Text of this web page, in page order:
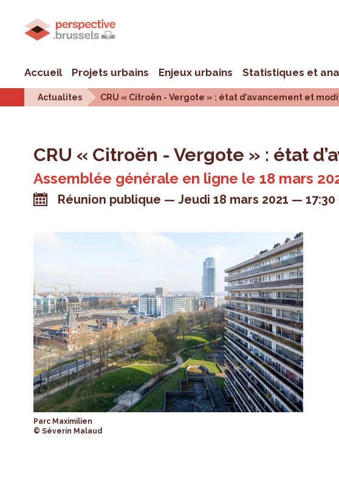
Accueil Projets urbains Enjeux urbains Statistiques et
Actualites CRU « Citroën - Vergote » : état d’avancement et
CRU « Citroën - Vergote » : état
Assemblée générale en ligne le 18 mars
Réunion publique Jeudi 18 mars 2021 17:30
Parc Maximilien
© Séverin Malaud